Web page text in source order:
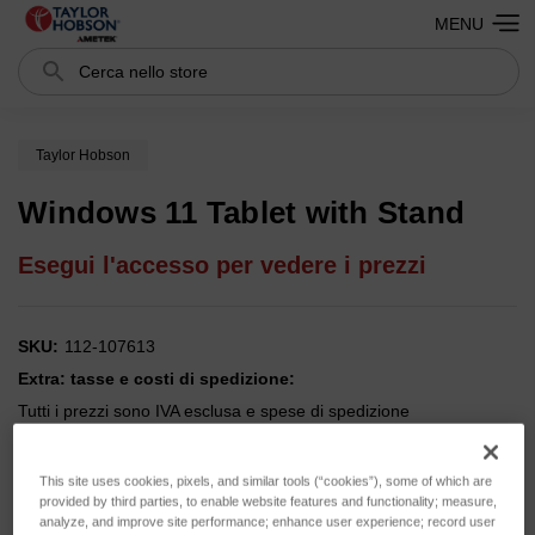
Cerca Search
MENU
Taylor Hobson
Windows 11 Tablet with Stand
Esegui l'accesso per vedere i prezzi
SKU: 112-107613
Extra: tasse e costi di spedizione:
Tutti i prezzi sono IVA esclusa e spese di spedizione
This site uses cookies, pixels, and similar tools (“cookies”), some of which are
provided by third parties, to enable website features and functionality; measure,
analyze, and improve site performance; enhance user experience; record user